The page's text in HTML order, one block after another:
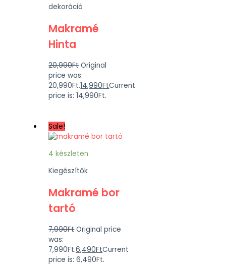
dekoráció
Makramé
Hinta
20,990Ft Original
price was:
20,990Ft.14,990FtCurrent
price is: 14,990Ft.
Sale!
4 készleten
Kiegészítők
Makramé bor
tartó
7,990Ft Original price
was:
7,990Ft.6,490FtCurrent
price is: 6,490Ft.